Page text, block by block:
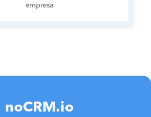
empresa
noCRM.io